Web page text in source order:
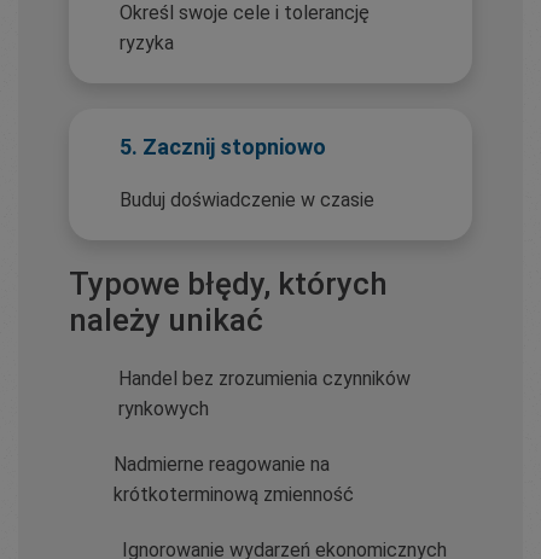
Określ swoje cele i tolerancję
ryzyka
5. Zacznij stopniowo
Buduj doświadczenie w czasie
Typowe błędy, których
należy unikać
Handel bez zrozumienia czynników
rynkowych
Nadmierne reagowanie na
krótkoterminową zmienność
Ignorowanie wydarzeń ekonomicznych